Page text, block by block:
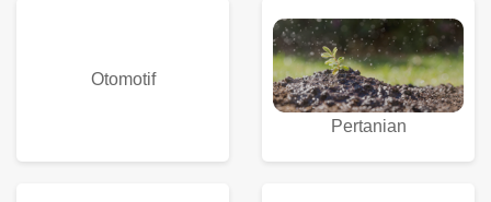
Otomotif
Pertanian